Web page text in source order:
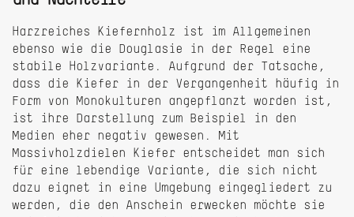
Harzreiches Kiefernholz ist im Allgemeinen
ebenso wie die Douglasie in der Regel eine
stabile Holzvariante. Aufgrund der Tatsache,
dass die Kiefer in der Vergangenheit häufig in
Form von Monokulturen angepflanzt worden ist,
ist ihre Darstellung zum Beispiel in den
Medien eher negativ gewesen. Mit
Massivholzdielen Kiefer entscheidet man sich
für eine lebendige Variante, die sich nicht
dazu eignet in eine Umgebung eingegliedert zu
werden, die den Anschein erwecken möchte sie